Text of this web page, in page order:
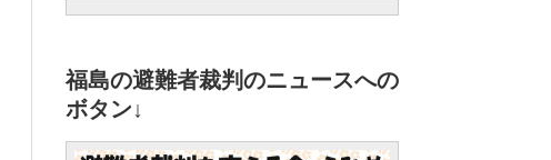
福島の避難者裁判のニュースへの
ボタン↓